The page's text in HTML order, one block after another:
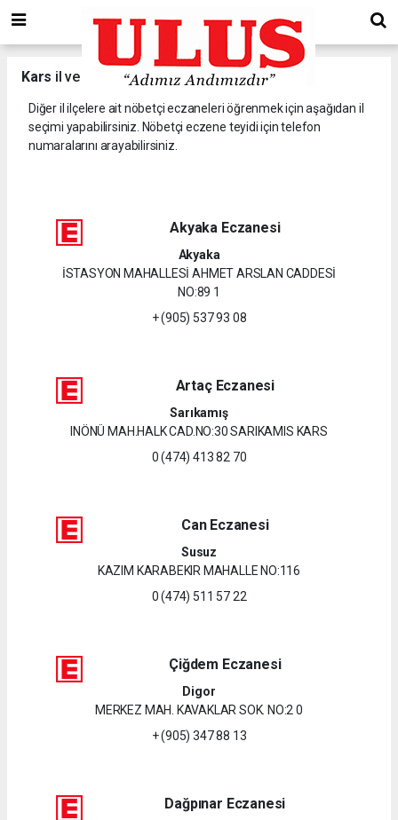
Kars il ve ilçelerine ait nöbetçi eczaneler.
Diğer il ilçelere ait nöbetçi eczaneleri öğrenmek için aşağıdan il
seçimi yapabilirsiniz. Nöbetçi eczene teyidi için telefon
numaralarını arayabilirsiniz.
Akyaka Eczanesi
Akyaka
İSTASYON MAHALLESİ AHMET ARSLAN CADDESİ
NO:89 1
+ (905) 537 93 08
Artaç Eczanesi
Sarıkamış
INÖNÜ MAH.HALK CAD.NO:30 SARIKAMIS KARS
0 (474) 413 82 70
Can Eczanesi
Susuz
KAZIM KARABEKIR MAHALLE NO:116
0 (474) 511 57 22
Çiğdem Eczanesi
Digor
MERKEZ MAH. KAVAKLAR SOK. NO:2 0
+ (905) 347 88 13
Dağpınar Eczanesi